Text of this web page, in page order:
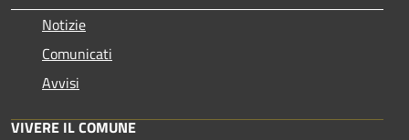
Notizie
Comunicati
Avvisi
VIVERE IL COMUNE